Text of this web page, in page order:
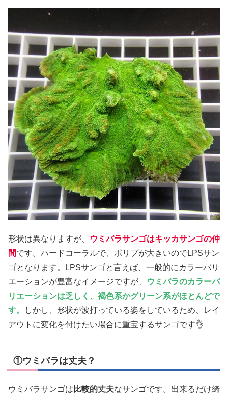
形状は異なりますが、
ウミバラサンゴはキッカサンゴの仲
間です。ハードコーラルで、ポリプが大きいのでLPSサン
ゴとなります。LPSサンゴと言えば、一般的にカラーバリ
エーションが豊富なイメージですが、
ウミバラのカラーバ
リエーションは乏しく、褐色系かグリーン系がほとんどで
す。
しかし、形状が波打っている姿をしているため、レイ
アウトに変化を付けたい場合に重宝するサンゴです👌
①ウミバラは丈夫？
ウミバラサンゴは 比較的丈夫なサンゴです。出来るだけ綺